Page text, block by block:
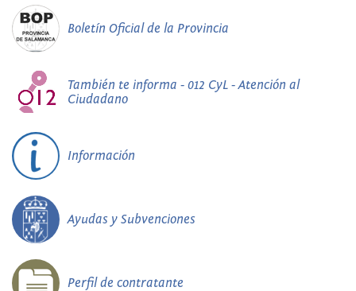
Boletín Oficial de la Provincia
También te informa - 012 CyL - Atención al
Ciudadano
Información
Ayudas y Subvenciones
Perfil de contratante